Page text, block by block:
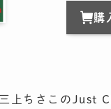
購
上ちさこのJust